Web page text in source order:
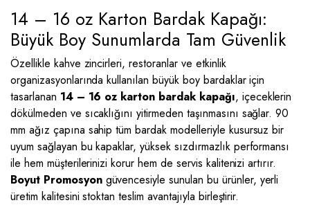
14 – 16 oz Karton Bardak Kapağı:
Büyük Boy Sunumlarda Tam Güvenlik
Özellikle kahve zincirleri, restoranlar ve etkinlik
organizasyonlarında kullanılan büyük boy bardaklar için
tasarlanan 14 – 16 oz karton bardak kapağı, içeceklerin
dökülmeden ve sıcaklığını yitirmeden taşınmasını sağlar. 90
mm ağız çapına sahip tüm bardak modelleriyle kusursuz bir
uyum sağlayan bu kapaklar, yüksek sızdırmazlık performansı
ile hem müşterilerinizi korur hem de servis kalitenizi artırır.
Boyut Promosyongüvencesiyle sunulan bu ürünler, yerli
üretim kalitesini stoktan teslim avantajıyla birleştirir.